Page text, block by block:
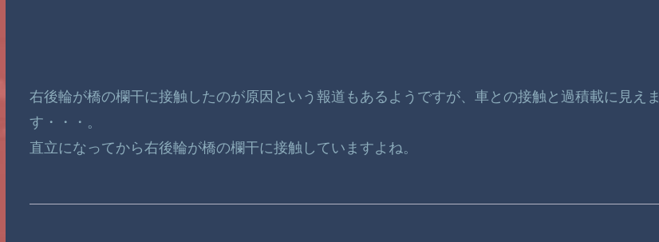
右後輪が橋の欄干に接触したのが原因という報道もあるようですが、車との接触と過積載に見えま
す・・・。
直立になってから右後輪が橋の欄干に接触していますよね。